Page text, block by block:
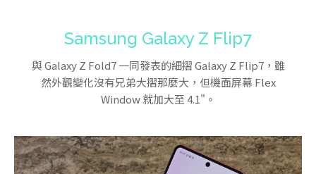
Samsung Galaxy Z Flip7
與 Galaxy Z Fold7 一同發表的細摺 Galaxy Z Flip7，雖
然外觀變化沒有兄弟大摺那麼大，但機面屏幕 Flex
Window 就加大至 4.1"。